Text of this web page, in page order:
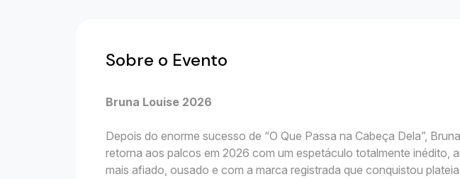
Sobre o Evento
Bruna Louise 2026
Depois do enorme sucesso de “O Que Passa na Cabeça Dela”,
retorna aos palcos em 2026 com um espetáculo totalmente inédito,
mais afiado, ousado e com a marca registrada que conquistou